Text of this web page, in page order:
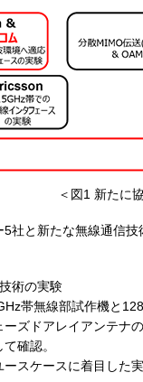
＜図1 新たに
社と新たな無線通信
術の実験
帯無線部試作機と
ズドアレイアンテナ
確認。
スケースに着目した